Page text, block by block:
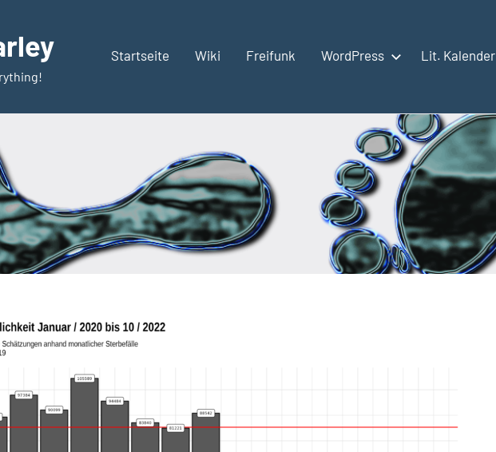
Startseite Wiki Freifunk WordPress Lit. Kalender